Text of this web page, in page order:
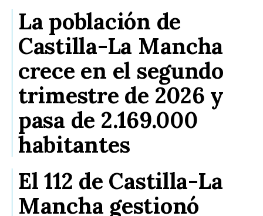
La población de
Castilla-La Mancha
crece en el segundo
trimestre de 2026 y
pasa de 2.169.000
habitantes
El 112 de Castilla-La
Mancha gestionó